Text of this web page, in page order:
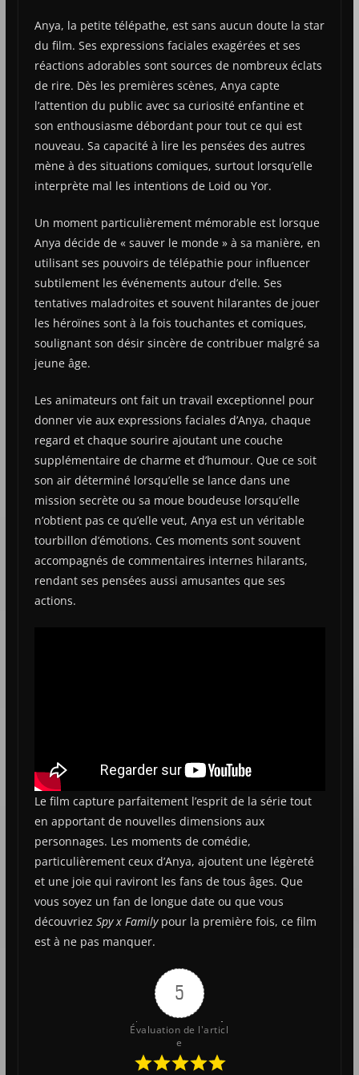
Anya, la petite télépathe, est sans aucun doute la star
du film. Ses expressions faciales exagérées et ses
réactions adorables sont sources de nombreux éclats
de rire. Dès les premières scènes, Anya capte
l’attention du public avec sa curiosité enfantine et
son enthousiasme débordant pour tout ce qui est
nouveau. Sa capacité à lire les pensées des autres
mène à des situations comiques, surtout lorsqu’elle
interprète mal les intentions de Loid ou Yor.
Un moment particulièrement mémorable est lorsque
Anya décide de « sauver le monde » à sa manière, en
utilisant ses pouvoirs de télépathie pour influencer
subtilement les événements autour d’elle. Ses
tentatives maladroites et souvent hilarantes de jouer
les héroïnes sont à la fois touchantes et comiques,
soulignant son désir sincère de contribuer malgré sa
jeune âge.
Les animateurs ont fait un travail exceptionnel pour
donner vie aux expressions faciales d’Anya, chaque
regard et chaque sourire ajoutant une couche
supplémentaire de charme et d’humour. Que ce soit
son air déterminé lorsqu’elle se lance dans une
mission secrète ou sa moue boudeuse lorsqu’elle
n’obtient pas ce qu’elle veut, Anya est un véritable
tourbillon d’émotions. Ces moments sont souvent
accompagnés de commentaires internes hilarants,
rendant ses pensées aussi amusantes que ses
actions.
Le film capture parfaitement l’esprit de la série tout
en apportant de nouvelles dimensions aux
personnages. Les moments de comédie,
particulièrement ceux d’Anya, ajoutent une légèreté
et une joie qui raviront les fans de tous âges. Que
vous soyez un fan de longue date ou que vous
découvriez Spy x Familypour la première fois, ce film
est à ne pas manquer.
5
Évaluation de l'articl
e